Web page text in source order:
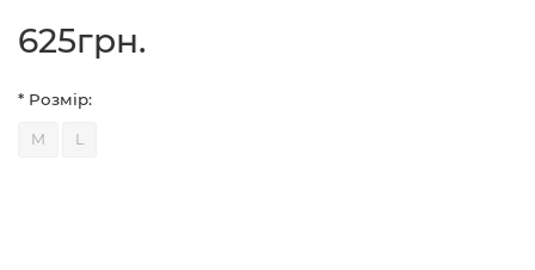
625грн.
* Розмір:
M L